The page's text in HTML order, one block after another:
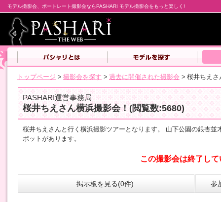
モデル撮影会、ポートレート撮影会ならPASHARI モデル撮影会をもっと楽しく!
トップページ > 撮影会を探す > 過去に開催された撮影会 > 桜井ちえさ
PASHARI運営事務局
桜井ちえさん横浜撮影会！(閲覧数:5680)
桜井ちえさんと行く横浜撮影ツアーとなります。 山下公園の銀杏
ポットがあります。
この撮影会は終了し
掲示板を見る(0件) 参